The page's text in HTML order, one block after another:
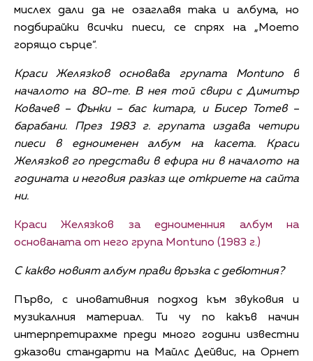
мислех дали да не озаглавя така и албума, но
подбирайки всички пиеси, се спрях на „Моето
горящо сърце“.
Краси Желязков основава групата Montuno в
началото на 80-те. В нея той свири с Димитър
Ковачев – Фънки – бас китара, и Бисер Тотев –
барабани. През 1983 г. групата издава четири
пиеси в едноименен албум на касета. Краси
Желязков го представи в ефира ни в началото на
годината и неговия разказ ще откриете на сайта
ни.
Краси Желязков за едноименния албум на
основаната от него група Montuno (1983 г.)
С какво новият албум прави връзка с дебютния?
Първо, с иновативния подход към звуковия и
музикалния материал. Ти чу по какъв начин
интерпретирахме преди много години известни
джазови стандарти на Майлс Дейвис, на Орнет